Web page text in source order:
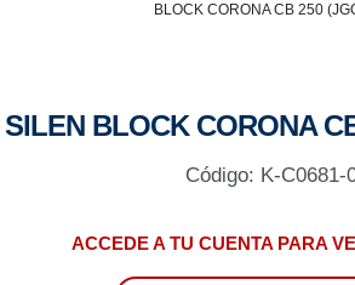
BLOCK CORONA CB 250
SILEN BLOCK CORONA
Código: K-C0681-
ACCEDE A TU CUENTA PARA